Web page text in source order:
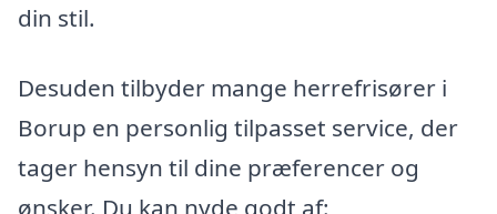
din stil.
Desuden tilbyder mange herrefrisører i
Borup en personlig tilpasset service, der
tager hensyn til dine præferencer og
ønsker. Du kan nyde godt af: